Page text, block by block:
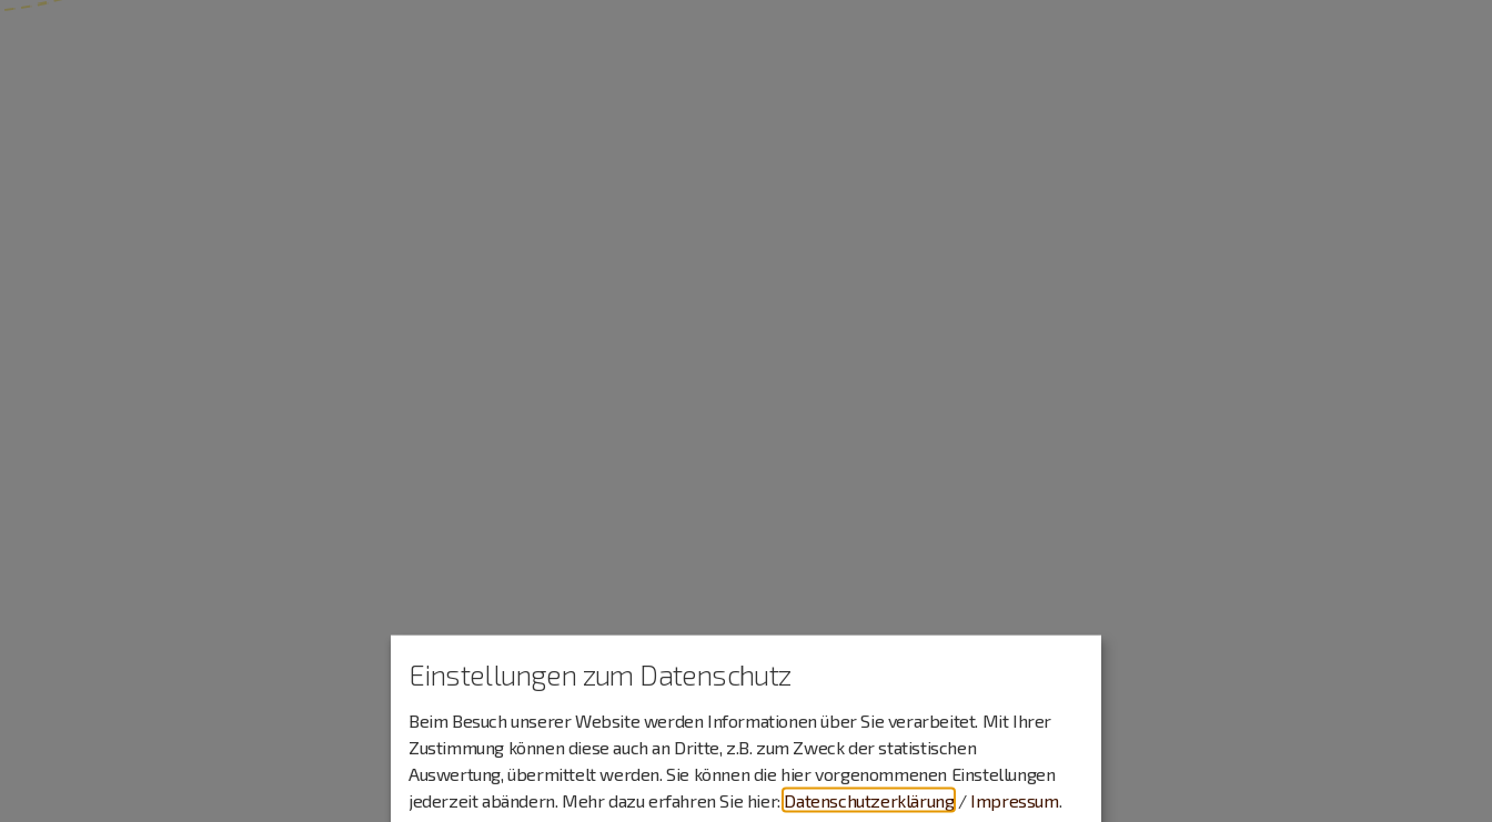
Einstellungen zum Datenschutz
Beim Besuch unserer Website werden Informationen über Sie verarbeitet. Mit Ihrer
Zustimmung können diese auch an Dritte, z.B. zum Zweck der statistischen
Auswertung, übermittelt werden. Sie können die hier vorgenommenen Einstellungen
jederzeit abändern. Mehr dazu erfahren Sie hier: Datenschutzerklärung / Impressum.